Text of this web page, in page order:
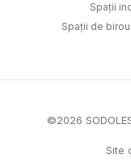
Spații
Spații de
©2026
Site